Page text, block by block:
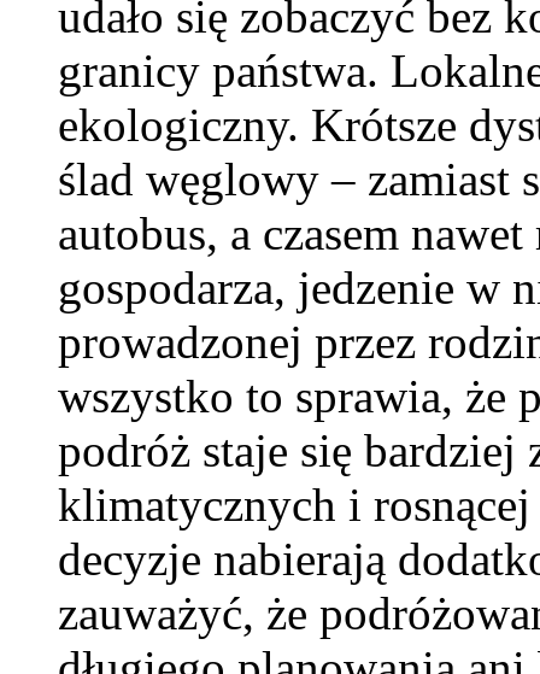
udało się zobaczyć bez
granicy państwa.
ekologiczny. Krótsze
ślad węglowy – zamiast
autobus, a czasem
gospodarza, jedzenie w
prowadzonej przez
wszystko to sprawia, że
podróż staje się
klimatycznych i
decyzje nabierają
zauważyć, że